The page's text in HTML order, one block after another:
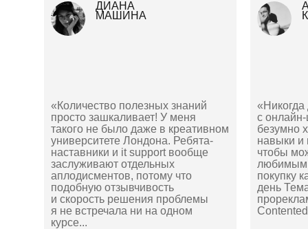
ДИАНА
МАШИНА
«Количество полезных знаний
просто зашкаливает! У меня
такого не было даже в креативном
университете Лондона. Ребята-
наставники и it support вообще
заслуживают отдельных
аплодисментов, потому что
подобную отзывчивость
и скорость решения проблемы
я не встречала ни на одном
курсе...
«Никогда
с
безумно
навыки и
чтобы
любимым
покупку
день